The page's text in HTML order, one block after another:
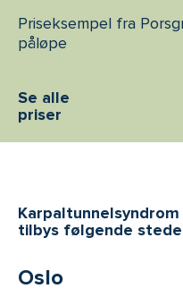
Priseksempel fra
påløpe
Se alle
priser
tilbys følgende
Oslo